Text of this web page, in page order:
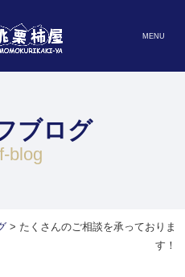
MENU
ブログ
blog
> たくさんのご相談を承っておりま
す！